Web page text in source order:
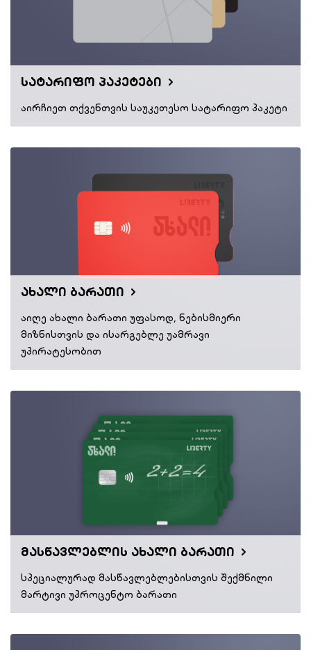
სატარიფო პაკეტები
აირჩიეთ თქვენთვის საუკეთესო სატარიფო პაკეტი
ახალი ბარათი
აიღე ახალი ბარათი უფასოდ, ნებისმიერი
მიზნისთვის და ისარგებლე უამრავი
უპირატესობით
მასწავლებლის ახალი ბარათი
სპეციალურად მასწავლებლებისთვის შექმნილი
მარტივი უპროცენტო ბარათი